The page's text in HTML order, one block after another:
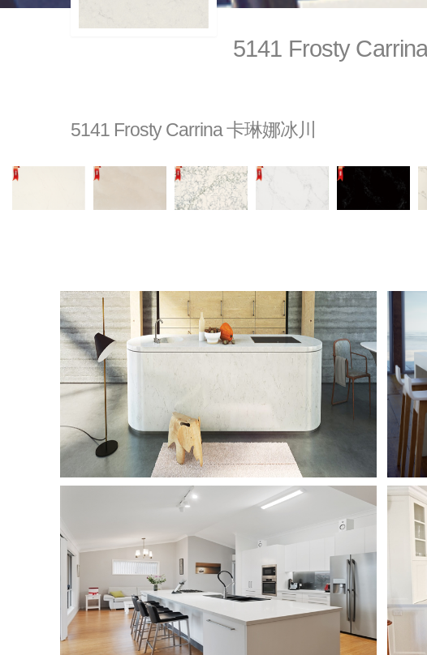
5141 Frosty
5141 Frosty Carrina 卡琳娜冰川